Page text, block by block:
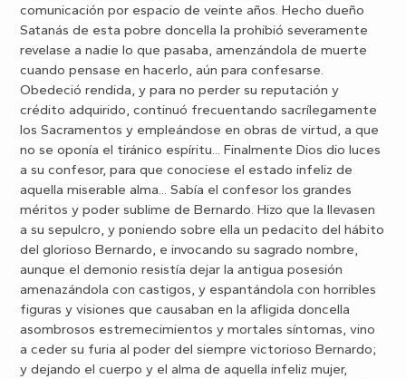
comunicación por espacio de veinte años. Hecho dueño
Satanás de esta pobre doncella la prohibió severamente
revelase a nadie lo que pasaba, amenzándola de muerte
cuando pensase en hacerlo, aún para confesarse.
Obedeció rendida, y para no perder su reputación y
crédito adquirido, continuó frecuentando sacrílegamente
los Sacramentos y empleándose en obras de virtud, a que
no se oponía el tiránico espíritu... Finalmente Dios dio luces
a su confesor, para que conociese el estado infeliz de
aquella miserable alma... Sabía el confesor los grandes
méritos y poder sublime de Bernardo. Hizo que la llevasen
a su sepulcro, y poniendo sobre ella un pedacito del hábito
del glorioso Bernardo, e invocando su sagrado nombre,
aunque el demonio resistía dejar la antigua posesión
amenazándola con castigos, y espantándola con horribles
figuras y visiones que causaban en la afligida doncella
asombrosos estremecimientos y mortales síntomas, vino
a ceder su furia al poder del siempre victorioso Bernardo;
y dejando el cuerpo y el alma de aquella infeliz mujer,